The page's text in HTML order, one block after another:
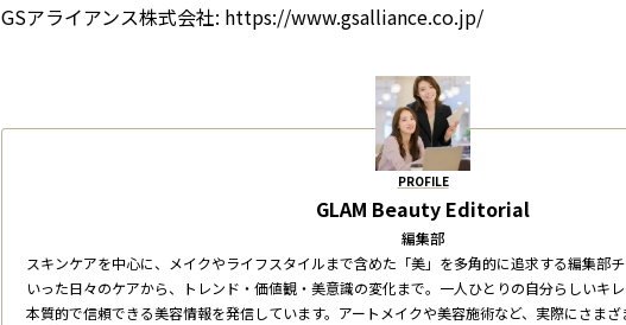
GSアライアンス株式会社: https://www.gsalliance.co.jp/
PROFILE
GLAM Beauty Editorial
編集部
スキンケアを中心に、メイクやライフスタイルまで含めた「美」を多角的に追求する編集部
いった日々のケアから、トレンド・価値観・美意識の変化まで。一人ひとりの自分らしいキレ
本質的で信頼できる美容情報を発信しています。アートメイクや美容施術など、実際にさま